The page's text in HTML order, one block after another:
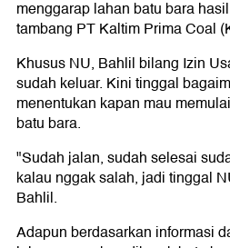
menggarap lahan batu bara
tambang PT Kaltim Prima Coal
Khusus NU, Bahlil bilang Izin
sudah keluar. Kini tinggal
menentukan kapan mau
batu bara.
"Sudah jalan, sudah selesai
kalau nggak salah, jadi tinggal
Bahlil.
Adapun berdasarkan informasi